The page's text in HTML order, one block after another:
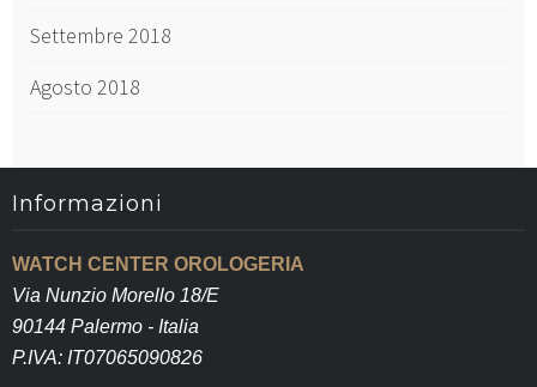
Settembre 2018
Agosto 2018
Informazioni
WATCH CENTER OROLOGERIA
Via Nunzio Morello 18/E
90144 Palermo - Italia
P.IVA: IT07065090826